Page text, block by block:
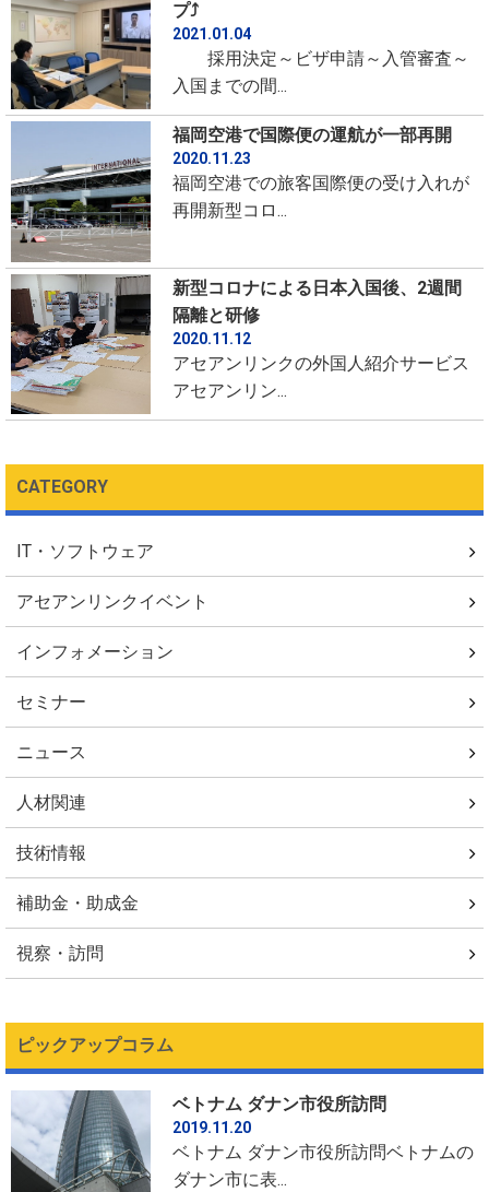
プ⤴
2021.01.04
採用決定～ビザ申請～入管審査～
入国までの間...
福岡空港で国際便の運航が一部再開
2020.11.23
福岡空港での旅客国際便の受け入れが
再開新型コロ...
新型コロナによる日本入国後、2週間
隔離と研修
2020.11.12
アセアンリンクの外国人紹介サービス
アセアンリン...
CATEGORY
IT・ソフトウェア
アセアンリンクイベント
インフォメーション
セミナー
ニュース
人材関連
技術情報
補助金・助成金
視察・訪問
ピックアップコラム
ベトナム ダナン市役所訪問
2019.11.20
ベトナム ダナン市役所訪問ベトナムの
ダナン市に表...